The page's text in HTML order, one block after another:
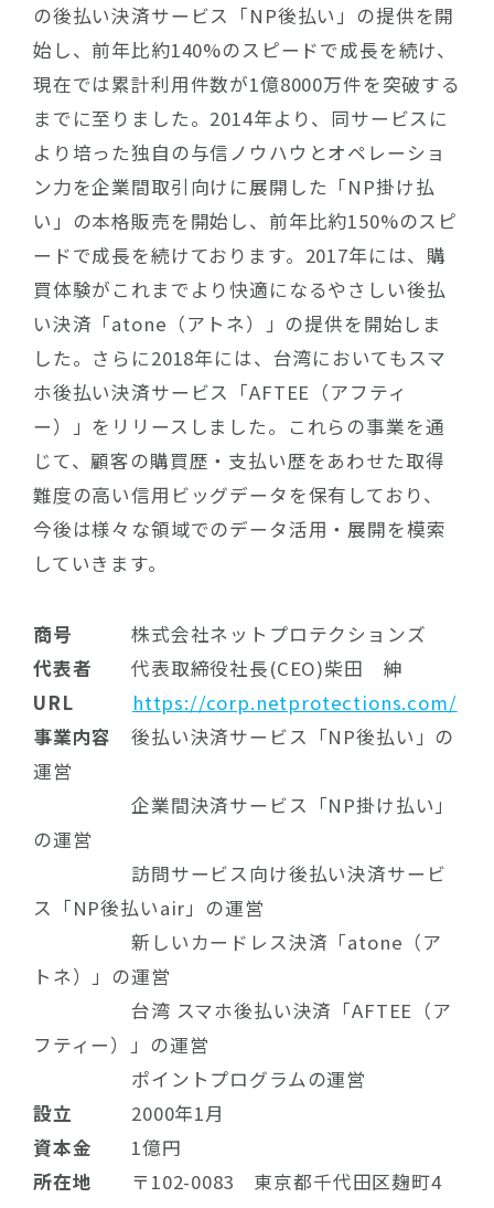
の後払い決済サービス「NP後払い」の提供を開
始し、前年比約140%のスピードで成長を続け、
現在では累計利用件数が1億8000万件を突破する
までに至りました。2014年より、同サービスに
より培った独自の与信ノウハウとオペレーショ
ン力を企業間取引向けに展開した「NP掛け払
い」の本格販売を開始し、前年比約150%のスピ
ードで成長を続けております。2017年には、購
買体験がこれまでより快適になるやさしい後払
い決済「atone（アトネ）」の提供を開始しま
した。さらに2018年には、台湾においてもスマ
ホ後払い決済サービス「AFTEE（アフティ
ー）」をリリースしました。これらの事業を通
じて、顧客の購買歴・支払い歴をあわせた取得
難度の高い信用ビッグデータを保有しており、
今後は様々な領域でのデータ活用・展開を模索
していきます。
商号株式会社ネットプロテクションズ
代表者
代表取締役社長(CEO)柴田 紳
URL https://corp.netprotections.com/
事業内容後払い決済サービス「NP後払い」の
運営
企業間決済サービス「NP掛け払い」
の運営
訪問サービス向け後払い決済サービ
ス「NP後払いair」の運営
新しいカードレス決済「atone（ア
トネ）」の運営
台湾 スマホ後払い決済「AFTEE（ア
フティー）」の運営
ポイントプログラムの運営
設立
2000年1月
資本金 1億円
所在地 〒102-0083 東京都千代田区麹町4